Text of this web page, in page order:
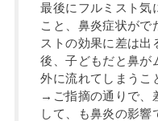
最後にフルミスト気
こと、鼻炎症状がで
ストの効果に差は出
後、子どもだと鼻が
外に流れてしまうこ
→ご指摘の通りで、
して、も鼻炎の影響